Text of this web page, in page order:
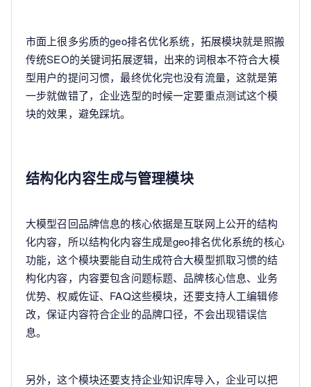
市面上很多劣质的geo排名优化系统，拓展模块就是照搬
传统SEO的关键词拓展逻辑，出来的词根本不符合大模
型用户的提问习惯，最终优化完也没有流量，这就是第
一步就做错了，企业选型的时候一定要重点测试这个模
块的效果，避免踩坑。
结构化内容生成与管理模块
大模型召回品牌信息的核心依据是互联网上公开的结构
化内容，所以结构化内容生成是geo排名优化系统的核心
功能，这个模块要能自动生成符合大模型抓取习惯的结
构化内容，内容要包含问题标题、品牌核心信息、业务
优势、权威佐证、FAQ这些模块，还要支持人工编辑修
改，保证内容符合企业的品牌口径，不会出现错误信
息。
另外，这个模块还要支持企业知识库导入，企业可以把